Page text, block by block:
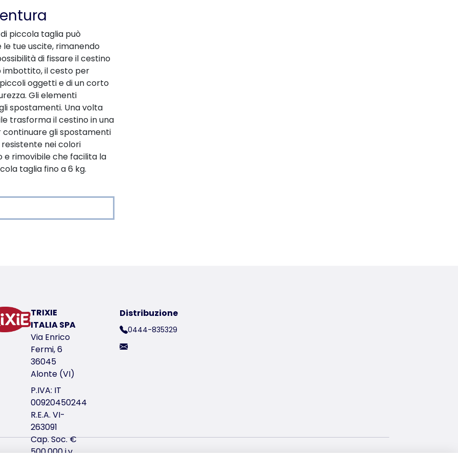
piccola taglia può
tue uscite, rimanendo
di fissare il cestino
imbottito, il cesto per
oggetti e di un corto
Gli elementi
spostamenti. Una volta
trasforma il cestino in una
gli spostamenti
nei colori
rimovibile che facilita la
taglia fino a 6 kg.
del prodotto 13106
TRIXIE
ITALIA SPA
Via Enrico
Fermi, 6
36045
Alonte (VI)
P.IVA: IT
00920450244
R.E.A. VI-
263091
Cap. Soc. €
500.000 i.v.
Distribuzione
0444-835329